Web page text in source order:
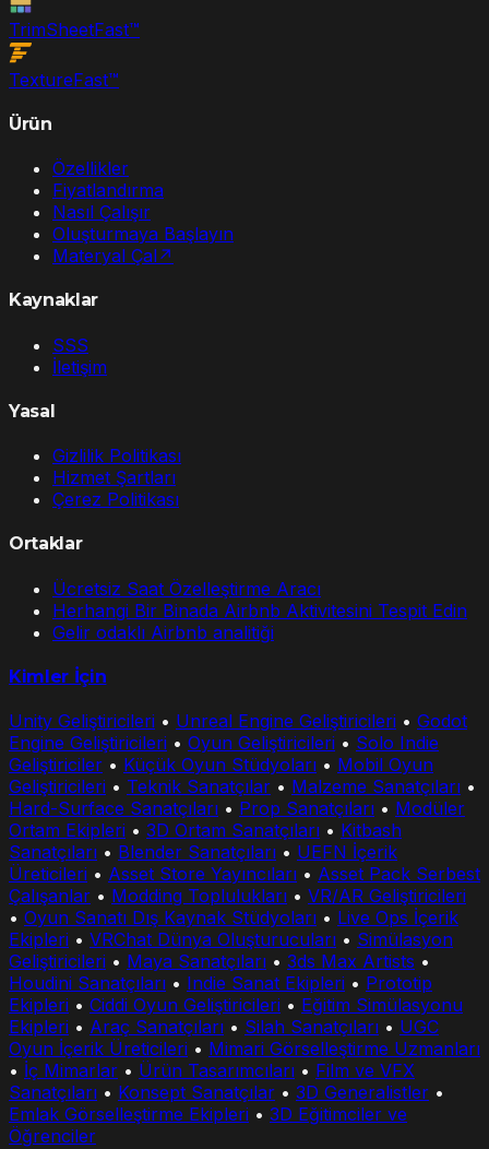
TrimSheetFast™
TextureFast™
Ürün
Özellikler
Fiyatlandırma
Nasıl Çalışır
Oluşturmaya Başlayın
Materyal Çal↗
Kaynaklar
SSS
İletişim
Yasal
Gizlilik Politikası
Hizmet Şartları
Çerez Politikası
Ortaklar
Ücretsiz Saat Özelleştirme Aracı
Herhangi Bir Binada Airbnb Aktivitesini Tespit Edin
Gelir odaklı Airbnb analitiği
Kimler İçin
Unity Geliştiricileri • Unreal Engine Geliştiricileri • Godot
Engine Geliştiricileri • Oyun Geliştiricileri • Solo Indie
Geliştiriciler • Küçük Oyun Stüdyoları • Mobil Oyun
Geliştiricileri • Teknik Sanatçılar • Malzeme Sanatçıları •
Hard-Surface Sanatçıları • Prop Sanatçıları • Modüler
Ortam Ekipleri • 3D Ortam Sanatçıları • Kitbash
Sanatçıları • Blender Sanatçıları • UEFN İçerik
Üreticileri • Asset Store Yayıncıları • Asset Pack Serbest
Çalışanlar • Modding Toplulukları • VR/AR Geliştiricileri
• Oyun Sanatı Dış Kaynak Stüdyoları • Live Ops İçerik
Ekipleri • VRChat Dünya Oluşturucuları • Simülasyon
Geliştiricileri • Maya Sanatçıları • 3ds Max Artists •
Houdini Sanatçıları • Indie Sanat Ekipleri • Prototip
Ekipleri • Ciddi Oyun Geliştiricileri • Eğitim Simülasyonu
Ekipleri • Araç Sanatçıları • Silah Sanatçıları • UGC
Oyun İçerik Üreticileri • Mimari Görselleştirme Uzmanları
• İç Mimarlar • Ürün Tasarımcıları • Film ve VFX
Sanatçıları • Konsept Sanatçılar • 3D Generalistler •
Emlak Görselleştirme Ekipleri • 3D Eğitimciler ve
Öğrenciler